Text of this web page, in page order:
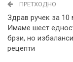
ПРЕТХОДНО
Здрав ручек за 10
Имаме шест
брзи, но
рецепти